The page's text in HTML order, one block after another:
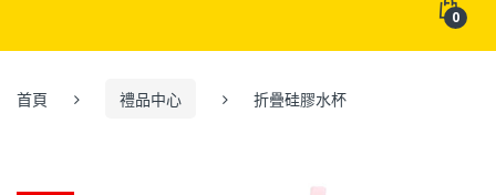
0
首頁 禮品中心 折疊硅膠水杯